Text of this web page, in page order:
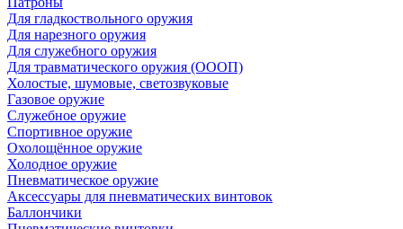
Для гладкоствольного оружия
Для нарезного оружия
Для служебного оружия
Для травматического оружия (ОООП)
Холостые, шумовые, светозвуковые
Газовое оружие
Служебное оружие
Спортивное оружие
Охолощённое оружие
Холодное оружие
Пневматическое оружие
Аксессуары для пневматических винтовок
Баллончики